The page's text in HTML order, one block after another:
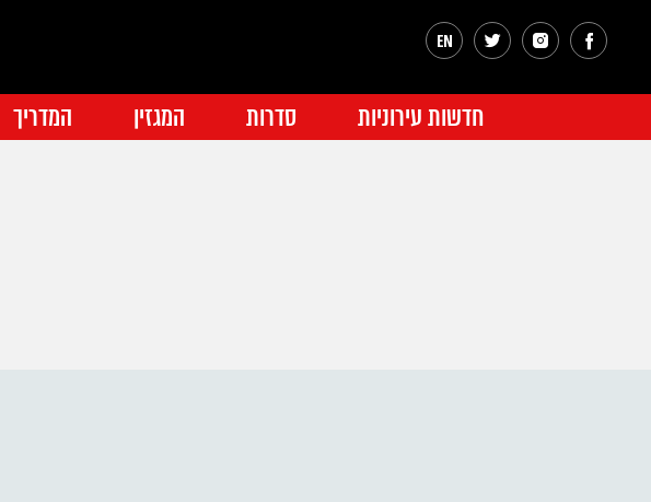
חדשות עירוניות סדרות המגזין המדריך